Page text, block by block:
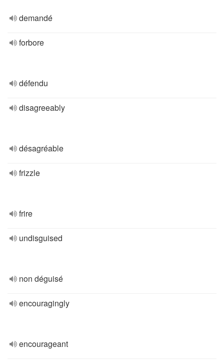
demandé
forbore
défendu
disagreeably
désagréable
frizzle
frire
undisguised
non déguisé
encouragingly
encourageant